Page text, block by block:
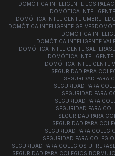
DOMÓTICA INTELIGENTE LOS
DOMÓTICA
DOMÓTICA INTELIGENTE UMBRETE
DOMÓTICA INTELIGENTE GELVES
DOMÓTICA
DOMÓTICA INTELIGENTE
DOMÓTICA INTELIGENTE SALTERAS
DOMÓTICA INTELIGENTE
DOMÓTICA INTELIGENTE
SEGURIDAD PARA
SEGURIDAD PARA
SEGURIDAD PARA
SEGURIDAD PARA
SEGURIDAD PARA
SEGURIDAD PARA
SEGURIDAD PARA
SEGURIDAD PARA
SEGURIDAD PARA
SEGURIDAD PARA
SEGURIDAD PARA COLEGIOS UTRERA
SEGURIDAD PARA COLEGIOS